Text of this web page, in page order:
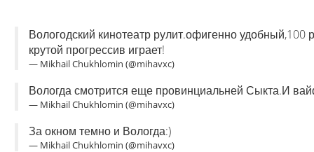
Вологодский кинотеатр рулит.офигенно
крутой прогрессив играет!
— Mikhail Chukhlomin (@mihavxc)
Вологда смотрится еще провинциальней Сыкта.И
— Mikhail Chukhlomin (@mihavxc)
За окном темно и Вологда:)
— Mikhail Chukhlomin (@mihavxc)